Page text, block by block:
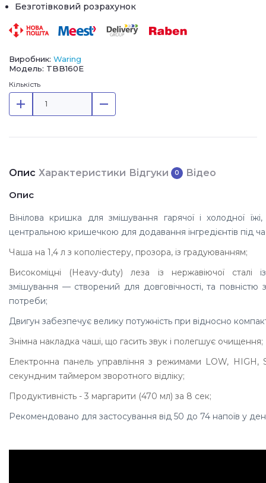
Безготівковий розрахунок
Виробник: Waring
Модель: TBB160E
Кількість
Опис Характеристики Відгуки 0
Відео
Опис
Вінілова кришка для змішування гарячої і холодної
центральною кришечкою для додавання інгредієнтів під
Чаша на 1,4 л з кополіестеру, прозора, із градуюванням;
Високоміцні (Heavy-duty) леза із нержавіючої сталі
змішування — створений для довговічності, та повністю
потреби;
Двигун забезпечує велику потужність при відносно
Знімна накладка чаші, що гасить звук і полегшує очищення;
Електронна панель управління з режимами LOW, HIGH,
секундним таймером зворотного відліку;
Продуктивність - 3 маргарити (470 мл) за 8 сек;
Рекомендовано для застосування від 50 до 74 напоїв у